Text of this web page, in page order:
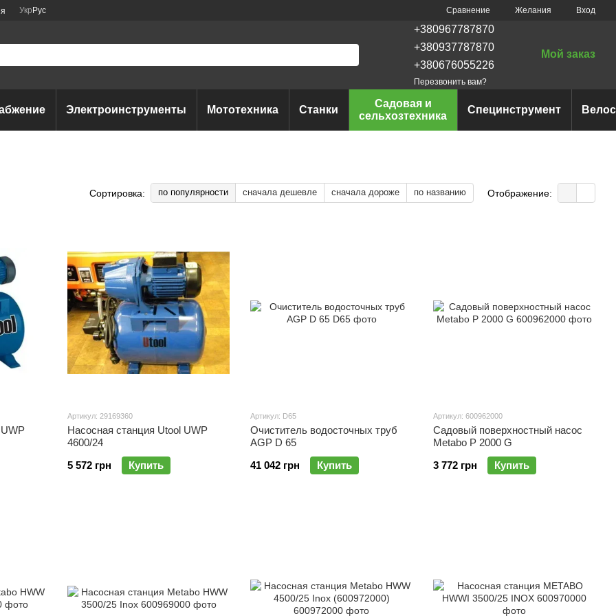
Укр Рус Сравнение Желания Вход
+380967787870
+380937787870
+380676055226
Перезвонить вам?
Мой заказ
Электроинструменты Мототехника Станки
Садовая и
сельхозтехника
Специнструмент
Сортировка: по популярности сначала дешевле сначала дороже по названию Отображение:
Артикул: 29169360
Насосная станция Utool UWP
4600/24
5 572 грн
Купить
Артикул: D65
Очиститель водосточных труб
AGP D 65
41 042 грн
Купить
Артикул: 600962000
Садовый поверхностный насос
Metabo P 2000 G
3 772 грн
Купить